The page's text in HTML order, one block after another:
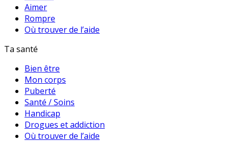
Aimer
Rompre
Où trouver de l’aide
Ta santé
Bien être
Mon corps
Puberté
Santé / Soins
Handicap
Drogues et addiction
Où trouver de l’aide